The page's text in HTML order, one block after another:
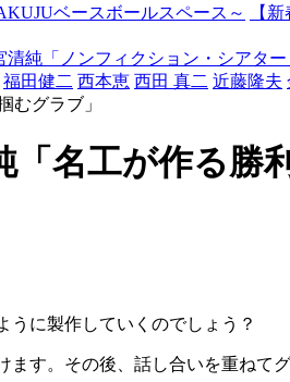
ベースボールスペース～ 【
清純「ノンフィクション・シアター
福田健二 西本恵 西田 真二 近藤隆夫
グラブ」
名工が作る勝
に製作していくのでしょう？
す。その後、話し合いを重ねて